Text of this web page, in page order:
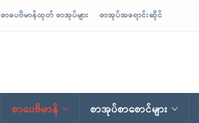
စာပေဗိမာန်ထုတ် စာအုပ်များ စာအုပ်အရောင်းဆိုင်
စာပေဗိမာန် စာအုပ်စာစောင်များ